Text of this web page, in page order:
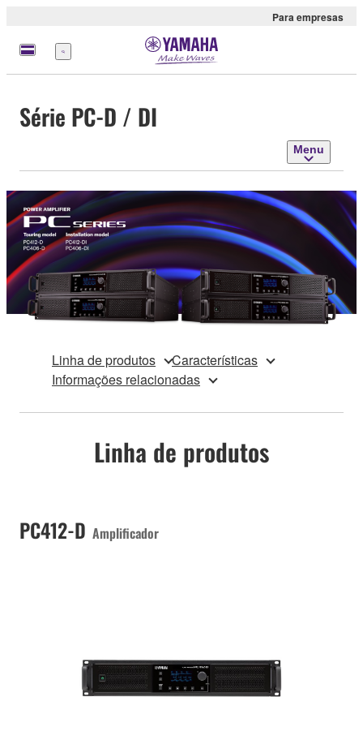
Para empresas
Menu
Série PC-D / DI
Menu
Linha de produtos
Características
Informações relacionadas
Linha de produtos
PC412-D Amplificador